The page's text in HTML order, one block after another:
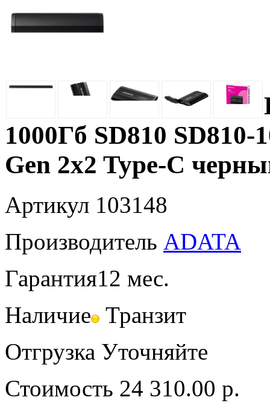
1000Гб SD810
Gen 2x2 Type-C
Артикул 103148
Производитель ADATA
Гарантия12 мес.
Наличие Транзит
Отгрузка Уточняйте
Стоимость 24 310.00 р.